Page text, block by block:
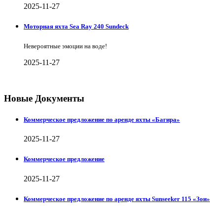
2025-11-27
Моторная яхта Sea Ray 240 Sundeck
Невероятные эмоции на воде!
2025-11-27
Новые Документы
Коммерческое предложение по аренде яхты «Багира»
2025-11-27
Коммерческое предложение
2025-11-27
Коммерческое предложение по аренде яхты Sunseeker 115 «Зои»